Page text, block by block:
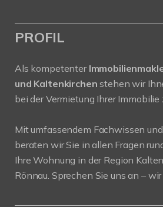
PROFIL
Als kompetenter
und Kaltenkirchenstehen wir
bei der Vermietung Ihrer Immobilie
Mit umfassendem Fachwissen
beraten wir Sie in allen Fragen
Ihre Wohnung in der Region
Rönnau. Sprechen Sie uns an –